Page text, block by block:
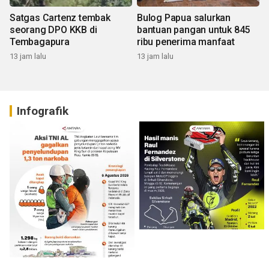
Satgas Cartenz tembak
seorang DPO KKB di
Tembagapura
13 jam lalu
Bulog Papua salurkan
bantuan pangan untuk 845
ribu penerima manfaat
13 jam lalu
Infografik